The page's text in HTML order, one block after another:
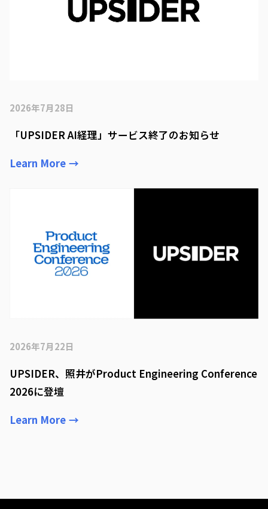
2026年7月28日
「UPSIDER AI経理」サービス終了のお知らせ
Learn More →
2026年7月22日
UPSIDER、照井がProduct Engineering Conference
2026に登壇
Learn More →